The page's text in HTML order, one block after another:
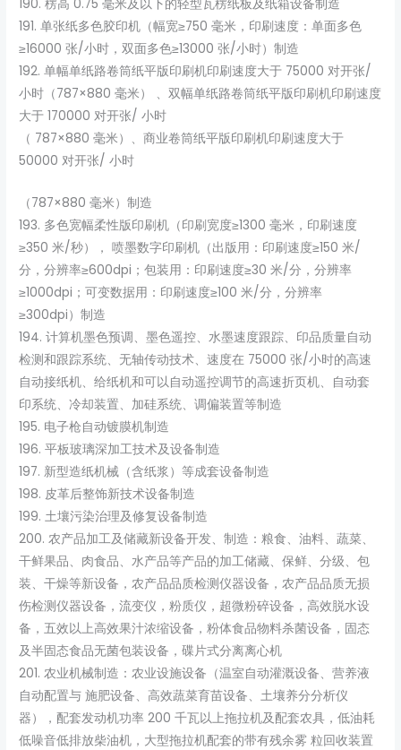
190. 楞高 0.75 毫米及以下的轻型瓦楞纸板及纸箱设备制造
191. 单张纸多色胶印机（幅宽≥750 毫米，印刷速度：单面多色
≥16000 张/小时，双面多色≥13000 张/小时）制造
192. 单幅单纸路卷筒纸平版印刷机印刷速度大于 75000 对开张/
小时（787×880 毫米） 、双幅单纸路卷筒纸平版印刷机印刷速度
大于 170000 对开张/ 小时
（ 787×880 毫米）、商业卷筒纸平版印刷机印刷速度大于
50000 对开张/ 小时
（787×880 毫米）制造
193. 多色宽幅柔性版印刷机（印刷宽度≥1300 毫米，印刷速度
≥350 米/秒）， 喷墨数字印刷机（出版用：印刷速度≥150 米/
分，分辨率≥600dpi；包装用：印刷速度≥30 米/分，分辨率
≥1000dpi；可变数据用：印刷速度≥100 米/分，分辨率
≥300dpi）制造
194. 计算机墨色预调、墨色遥控、水墨速度跟踪、印品质量自动
检测和跟踪系统、无轴传动技术、速度在 75000 张/小时的高速
自动接纸机、给纸机和可以自动遥控调节的高速折页机、自动套
印系统、冷却装置、加硅系统、调偏装置等制造
195. 电子枪自动镀膜机制造
196. 平板玻璃深加工技术及设备制造
197. 新型造纸机械（含纸浆）等成套设备制造
198. 皮革后整饰新技术设备制造
199. 土壤污染治理及修复设备制造
200. 农产品加工及储藏新设备开发、制造：粮食、油料、蔬菜、
干鲜果品、肉食品、水产品等产品的加工储藏、保鲜、分级、包
装、干燥等新设备，农产品品质检测仪器设备，农产品品质无损
伤检测仪器设备，流变仪，粉质仪，超微粉碎设备，高效脱水设
备，五效以上高效果汁浓缩设备，粉体食品物料杀菌设备，固态
及半固态食品无菌包装设备，碟片式分离离心机
201. 农业机械制造：农业设施设备（温室自动灌溉设备、营养液
自动配置与 施肥设备、高效蔬菜育苗设备、土壤养分分析仪
器），配套发动机功率 200 千瓦以上拖拉机及配套农具，低油耗
低噪音低排放柴油机，大型拖拉机配套的带有残余雾 粒回收装置